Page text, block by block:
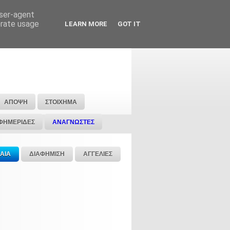
ΑΠΟΨΗ ΣΤΟΙΧΗΜΑ
ΑΝΑΓΝΩΣΤΕΣ
ΔΙΑΦΗΜΙΣΗ ΑΓΓΕΛΙΕΣ
agent
usage
LEARN MORE GOT IT